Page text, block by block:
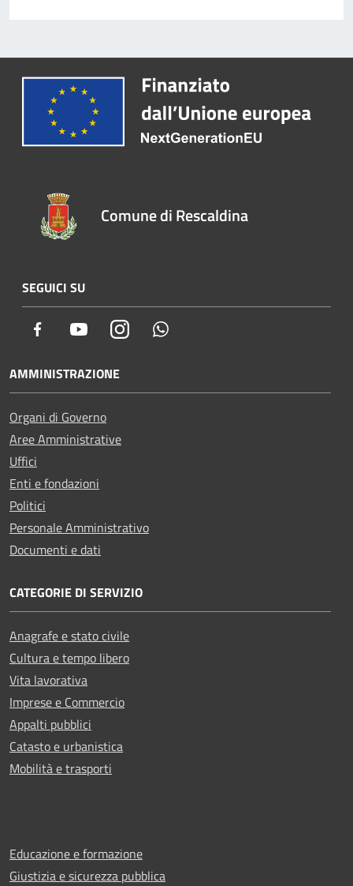
Comune di Rescaldina
SEGUICI SU
Facebook YoutubeInstagram
AMMINISTRAZIONE
Organi di Governo
Aree Amministrative
Uffici
Enti e fondazioni
Politici
Personale Amministrativo
Documenti e dati
CATEGORIE DI SERVIZIO
Anagrafe e stato civile
Cultura e tempo libero
Vita lavorativa
Imprese e Commercio
Appalti pubblici
Catasto e urbanistica
Mobilità e trasporti
Educazione e formazione
Giustizia e sicurezza pubblica